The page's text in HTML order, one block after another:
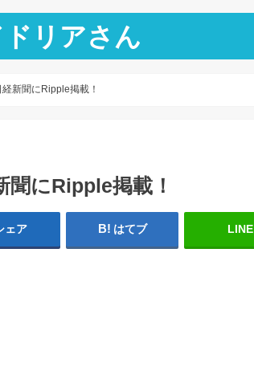
リアさん
新聞にRipple掲載！
聞にRipple掲載！
ェア はてブ LINE